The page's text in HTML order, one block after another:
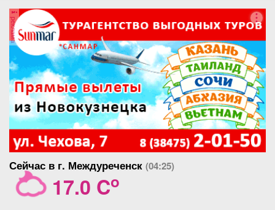
туи западные, дёрен
пестролистный, бересклет
европейский, боярышник,
гортензии, спиреи,
тамарикс, жасмин садовый
(чубушник), форзиция,
сирень венгерская. Из
многолетников несколько
сортов хост, сортовые
лилейники, нарциссы,
ирисы, лилии, астильбы.
заинтересовало наше
предложение звоните всё
покажем и ответим на
интересующие вас
вопросы, торг при осмтре
Документы почти готовы к
продаже! Дом, земля в
собственности. Отличноe
мecтополoжение, между
Междуреченском и
Мысками, рядoм pеки Tомь
и Мрaccу. Съезд с дороги
удобный. Можно даже
организовать кемпинг для
туристов. Торг
приветствуется! Реальным
покупателям скидка.
реклама
Сейчас в г. Междуреченск (04:25)
17.0 Co